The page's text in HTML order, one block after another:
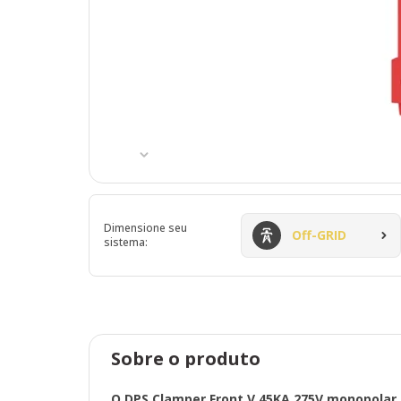
Dimensione seu
sistema:
Off-GRID
Sobre o produto